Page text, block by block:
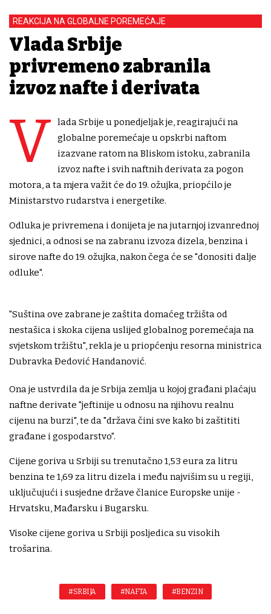
REAKCIJA NA GLOBALNE POREMEĆAJE
Vlada Srbije
privremeno zabranila
izvoz nafte i derivata
V
lada Srbije u ponedjeljak je, reagirajući na
globalne poremećaje u opskrbi naftom
izazvane ratom na Bliskom istoku, zabranila
izvoz nafte i svih naftnih derivata za pogon
motora, a ta mjera važit će do 19. ožujka, priopćilo je
Ministarstvo rudarstva i energetike.
Odluka je privremena i donijeta je na jutarnjoj izvanrednoj
sjednici, a odnosi se na zabranu izvoza dizela, benzina i
sirove nafte do 19. ožujka, nakon čega će se "donositi dalje
odluke".
"Suština ove zabrane je zaštita domaćeg tržišta od
nestašica i skoka cijena uslijed globalnog poremećaja na
svjetskom tržištu", rekla je u priopćenju resorna ministrica
Dubravka Đedović Handanović.
Ona je ustvrdila da je Srbija zemlja u kojoj građani plaćaju
naftne derivate "jeftinije u odnosu na njihovu realnu
cijenu na burzi", te da "država čini sve kako bi zaštititi
građane i gospodarstvo".
Cijene goriva u Srbiji su trenutačno 1,53 eura za litru
benzina te 1,69 za litru dizela i među najvišim su u regiji,
uključujući i susjedne države članice Europske unije -
Hrvatsku, Mađarsku i Bugarsku.
Visoke cijene goriva u Srbiji posljedica su visokih
trošarina.
#SRBIJA #NAFTA #BENZIN